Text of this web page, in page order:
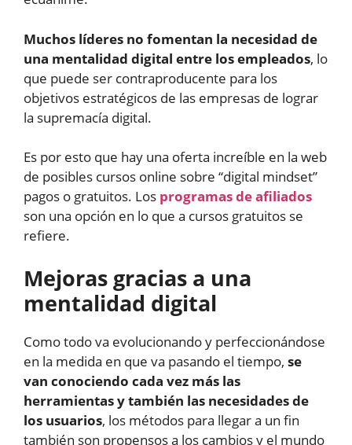
Muchos líderes no fomentan la necesidad de
una mentalidad digital entre los empleados, lo
que puede ser contraproducente para los
objetivos estratégicos de las empresas de lograr
la supremacía digital.
Es por esto que hay una oferta increíble en la web
de posibles cursos online sobre “digital mindset”
pagos o gratuitos. Los programas de afiliados
son una opción en lo que a cursos gratuitos se
refiere.
Mejoras gracias a una
mentalidad digital
Como todo va evolucionando y perfeccionándose
en la medida en que va pasando el tiempo, se
van conociendo cada vez más las
herramientas y también las necesidades de
los usuarios, los métodos para llegar a un fin
también son propensos a los cambios y el mundo